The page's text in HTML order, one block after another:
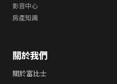
影音中心
房產知識
關於我們
關於富比士